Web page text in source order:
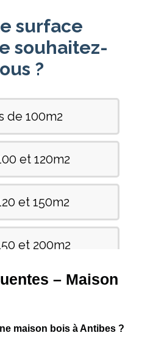
– Maison
maison bois à Antibes ?